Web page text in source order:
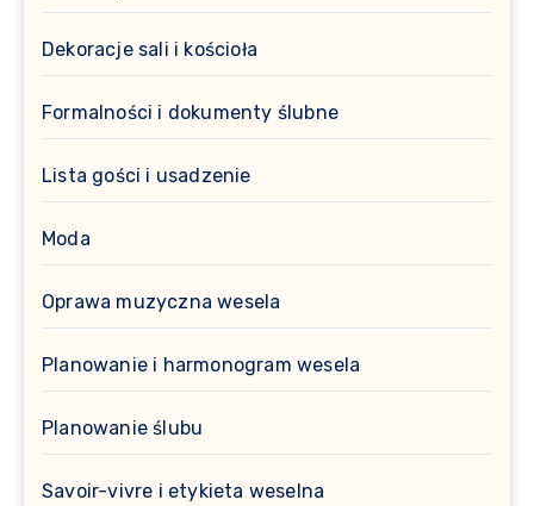
Dekoracje sali i kościoła
Formalności i dokumenty ślubne
Lista gości i usadzenie
Moda
Oprawa muzyczna wesela
Planowanie i harmonogram wesela
Planowanie ślubu
Savoir-vivre i etykieta weselna